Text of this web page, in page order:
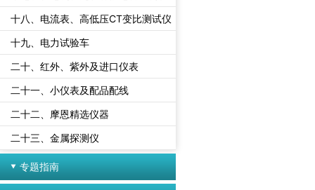
十八、电流表、高低压CT变比测试仪
十九、电力试验车
二十、红外、紫外及进口仪表
二十一、小仪表及配品配线
二十二、摩恩精选仪器
二十三、金属探测仪
专题指南